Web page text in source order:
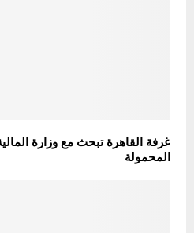
غرفة القاهرة تبحث مع وزارة
المحمولة